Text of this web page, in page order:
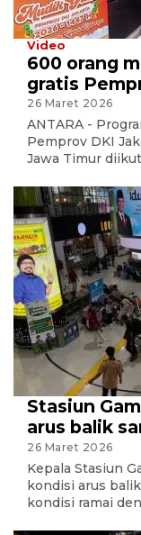
Video
600 orang
gratis
26 Maret 2026
ANTARA -
Pemprov DKI
Jawa Timur
Stasiun
arus balik
26 Maret 2026
Kepala Stasiun
kondisi arus
kondisi ramai